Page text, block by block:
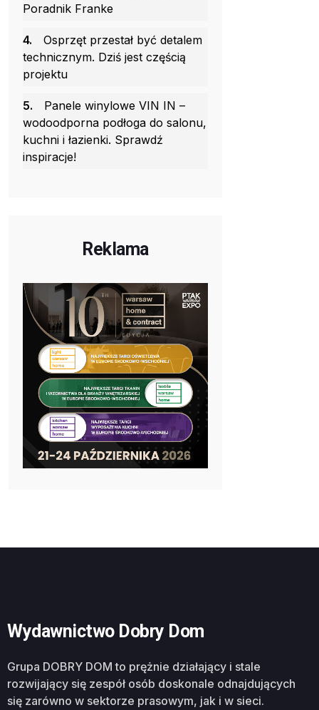
Poradnik Franke
4.
Osprzęt przestał być detalem
technicznym. Dziś jest częścią
projektu
5.
Panele winylowe VIN IN –
wodoodporna podłoga do salonu,
kuchni i łazienki. Sprawdź
inspiracje!
Reklama
Wydawnictwo Dobry Dom
Grupa DOBRY DOM to prężnie działający i stale
rozwijający się zespół osób doskonale odnajdujących
się zarówno w sektorze prasowym, jak i w sieci.